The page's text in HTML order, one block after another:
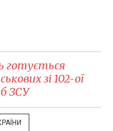
готується
зі 102-ої
ЗСУ